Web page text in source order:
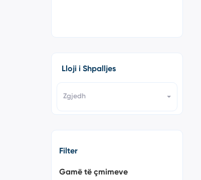
Lloji i Shpalljes
Zgjedh
Filter
Gamë të çmimeve